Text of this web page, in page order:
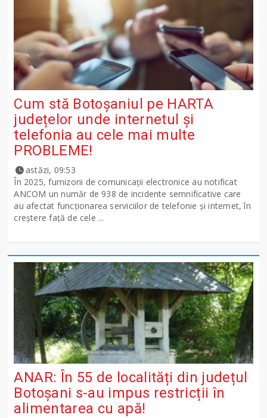
Cum stă Botoșaniul pe HARTA
județelor unde internetul și
telefonia au cele mai multe
PROBLEME!
astăzi, 09:53
În 2025, furnizorii de comunicații electronice au notificat
ANCOM un număr de 938 de incidente semnificative care
au afectat funcționarea serviciilor de telefonie și internet, în
creștere față de cele ...
ANAR: În 55 de localități din județul
Botoșani s-au impus restricții în
alimentarea cu apă!